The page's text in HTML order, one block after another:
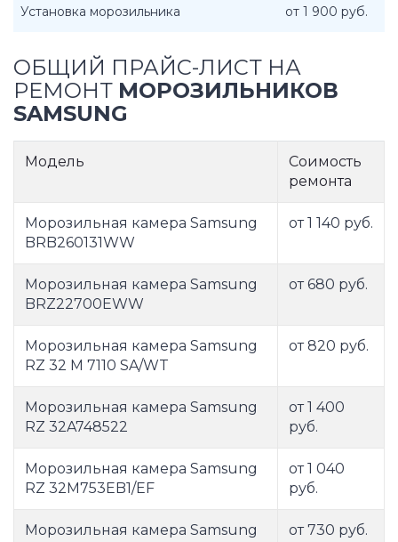
Установка морозильника от 1 900 руб.
ОБЩИЙ ПРАЙС-ЛИСТ НА
РЕМОНТ МОРОЗИЛЬНИКОВ
SAMSUNG
Модель
Соимость
ремонта
Морозильная камера Samsung
BRB260131WW
от 1 140 руб.
Морозильная камера Samsung
BRZ22700EWW
от 680 руб.
Морозильная камера Samsung
RZ 32 M 7110 SA/WT
от 820 руб.
Морозильная камера Samsung
RZ 32A748522
от 1 400
руб.
Морозильная камера Samsung
RZ 32M753EB1/EF
от 1 040
руб.
Морозильная камера Samsung
от 730 руб.